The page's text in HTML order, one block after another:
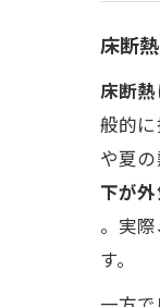
床断
床断熱
般的
や夏
下が
。実
す。